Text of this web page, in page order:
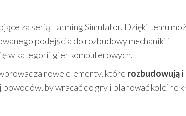
za serią Farming Simulator. Dzięki temu
podejścia do rozbudowy mechaniki i
w kategorii gier komputerowych.
nowe elementy, które rozbudowują i
by wracać do gry i planować kolejne